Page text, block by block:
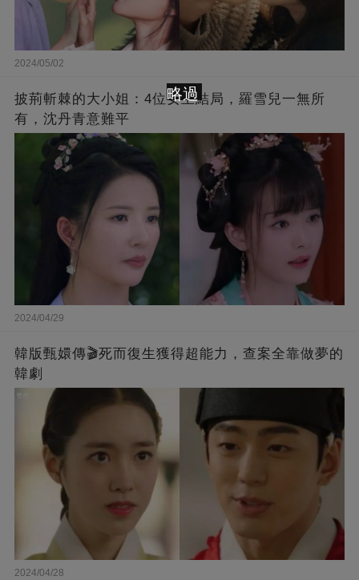
2024/05/02
披荊斬棘的大小姐：4位女主結局，羅雪兒一無所
有，沈丹青意難平
2024/04/29
韓版甄嬛傳🎬死而復生獲得超能力，查案全靠做夢的
韓劇
2024/04/28
略過